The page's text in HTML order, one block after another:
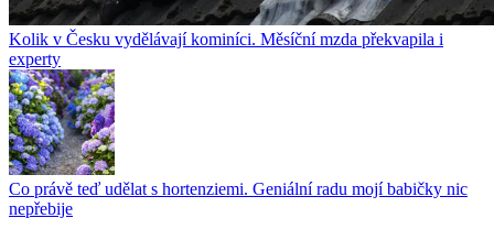
Kolik v Česku vydělávají kominíci. Měsíční mzda překvapila i
experty
Co právě teď udělat s hortenziemi. Geniální radu mojí babičky nic
nepřebije